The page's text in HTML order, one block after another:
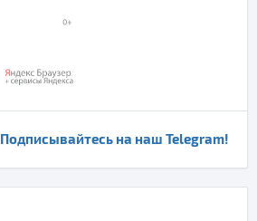
Подписывайтесь на наш Telegram!